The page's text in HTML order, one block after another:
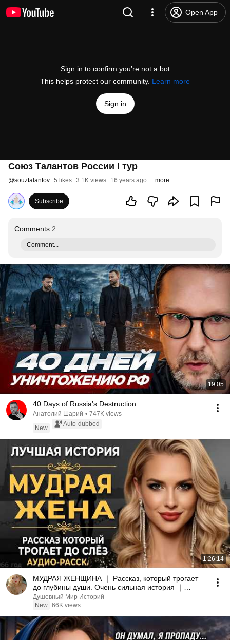
Open App
Sign in to confirm you’re not a bot
This helps protect our community. Learn more
Sign in
Союз Талантов России I тур
@souztalantov 5 likes 3.1K views 16 years ago more
Subscribe
Comments 2
Comment...
19:05
40 Days of Russia’s Destruction
Анатолий Шарий • 747K views
New
Auto-dubbed
1:26:14
МУДРАЯ ЖЕНЩИНА ｜ Рассказ, который трогает
до глубины души. Очень сильная история ｜
Аудио рассказ.
Душевный Мир Историй
New 66K views